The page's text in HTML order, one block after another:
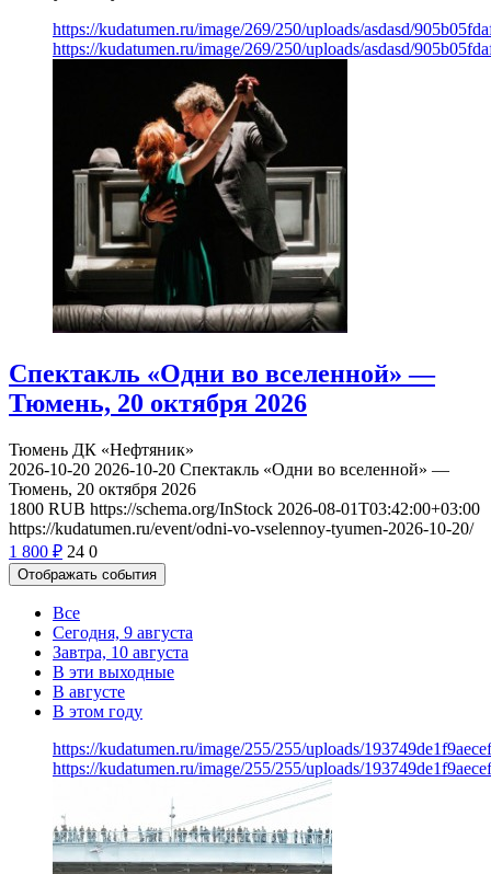
https://kudatumen.ru/image/269/250/uploads/asdasd/
https://kudatumen.ru/image/269/250/uploads/asdasd/
Спектакль «Одни во вселенной» —
Тюмень, 20 октября 2026
Тюмень ДК «Нефтяник»
2026-10-20 2026-10-20 Спектакль «Одни во вселенной» —
Тюмень, 20 октября 2026
1800 RUB https://schema.org/InStock 2026-08-01T03:42:00+03:00
https://kudatumen.ru/event/odni-vo-vselennoy-tyumen-2026-10-20/
1 800 ₽ 24 0
Отображать события
Все
Сегодня, 9 августа
Завтра, 10 августа
В эти выходные
В августе
В этом году
https://kudatumen.ru/image/255/255/uploads/
https://kudatumen.ru/image/255/255/uploads/